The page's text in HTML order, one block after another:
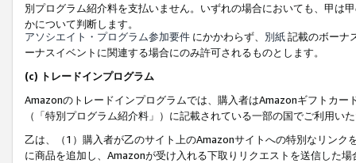
別プログラム紹介料を支払いません。いずれの場合においても、甲は
かについて判断します。
アソシエイト・プログラム参加要件 にかかわらず、 別紙記載のボーナ
ーナスイベントに関連する場合にのみ許可されるものとします。
(c) トレードインプログラム
Amazonのトレードインプログラムでは、購入者はAmazonギフトカ
（「特別プログラム紹介料」）に記載されている一部の国でご利用い
乙は、（1）購入者が乙のサイト上のAmazonサイトへの特別なリン
に商品を追加し、Amazonが受け入れる下取りリクエストを送信した